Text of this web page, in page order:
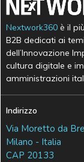
Nextwork360 è il
B2B dedicati ai
dell’Innovazione
cultura digitale e
amministrazioni
Indirizzo
Via Moretto da
Milano - Italia
CAP 20133